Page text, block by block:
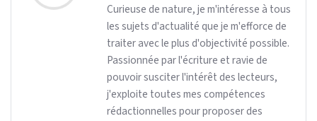
Curieuse de nature, je m'intéresse à tous
les sujets d'actualité que je m'efforce de
traiter avec le plus d'objectivité possible.
Passionnée par l'écriture et ravie de
pouvoir susciter l'intérêt des lecteurs,
j'exploite toutes mes compétences
rédactionnelles pour proposer des